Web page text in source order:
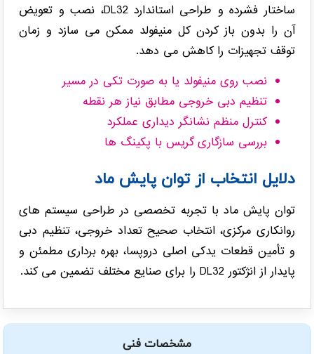
ساختار فشرده و طراحی استاندارد DL32، نصب و تعویض
آن را بدون باز کردن کل منیفولد ممکن می سازد و زمان
توقف تجهیزات را کاهش می دهد.
نصب روی منیفولد یا به صورت تکی در مسیر
تنظیم دبی خروجی مطابق نیاز هر نقطه
کنترل منظم نشانگر دیداری عملکرد
بررسی سازگاری گریس با پکینگ ها
دلایل انتخاب از توان پایش ماد
توان پایش ماد با تجربه تخصصی در طراحی سیستم های
روانکاری مرکزی، انتخاب صحیح تعداد خروجی، تنظیم دبی
و تأمین قطعات یدکی اصلی دروپسا، بهره برداری مطمئن و
پایدار از انژکتور DL32 را برای صنایع مختلف تضمین می کند.
مشخصات فنی